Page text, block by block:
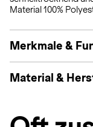
Material 100%
Merkmale &
Material &